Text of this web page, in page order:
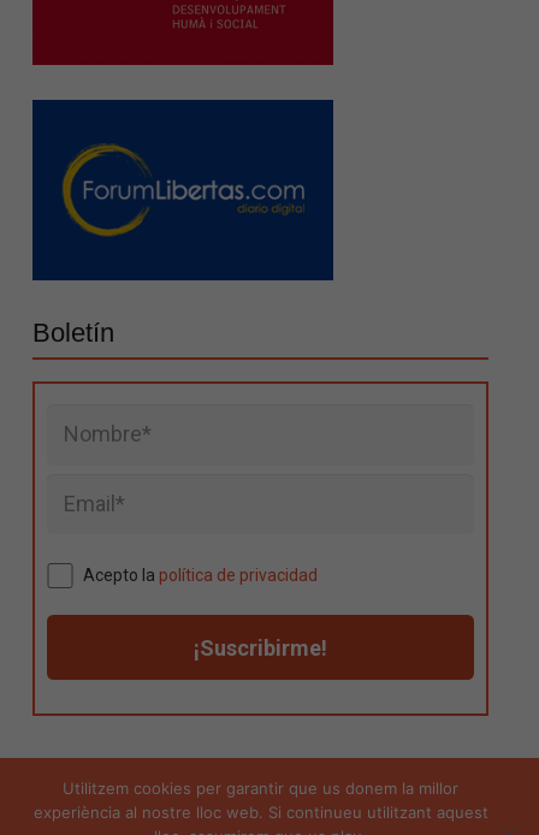
Boletín
Acepto la política de privacidad
Aviso legal|Política de privacidad |Política de
Utilitzem cookies per garantir que us donem la millor
experiència al nostre lloc web. Si continueu utilitzant aquest